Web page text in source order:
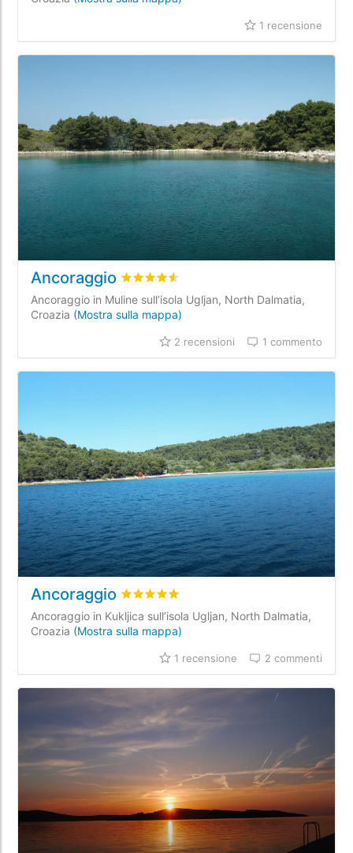
1 recensione
Ancoraggio Valutato4.5
Ancoraggio in Muline sull’isola Ugljan, North Dalmatia,
Croazia (Mostra sulla mappa)
2 recensioni 1 commento
Ancoraggio Valutato5
Ancoraggio in Kukljica sull’isola Ugljan, North Dalmatia,
Croazia (Mostra sulla mappa)
1 recensione 2 commenti